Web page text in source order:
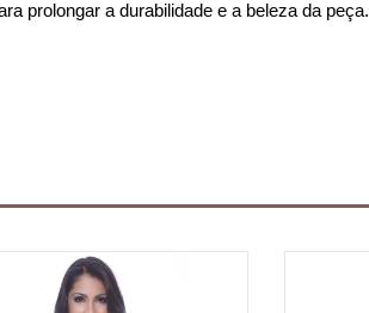
prolongar a durabilidade e a beleza da peça.